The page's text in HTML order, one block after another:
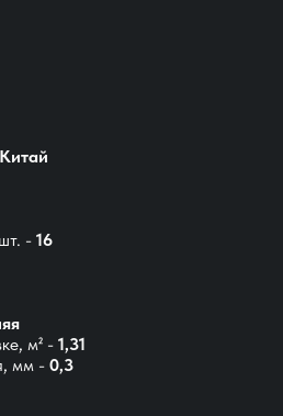
Китай
- 16
м² - 1,31
мм - 0,3